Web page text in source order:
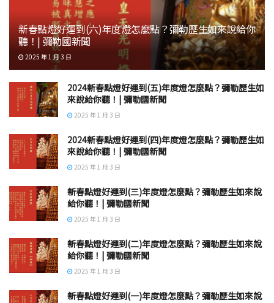
新春點燈好運到(六)年度燈怎麼點？彌勒歷生如來說給你
聽！| 彌勒國新聞
2025 年 1 月 3 日
2024新春點燈好運到(五)年度燈怎麼點？彌勒歷生如
來說給你聽！| 彌勒國新聞
2025 年 1 月 3 日
2024新春點燈好運到(四)年度燈怎麼點？彌勒歷生如
來說給你聽！| 彌勒國新聞
2025 年 1 月 3 日
新春點燈好運到(三)年度燈怎麼點？彌勒歷生如來說
給你聽！| 彌勒國新聞
2025 年 1 月 3 日
新春點燈好運到(二)年度燈怎麼點？彌勒歷生如來說
給你聽！| 彌勒國新聞
2025 年 1 月 3 日
新春點燈好運到(一)年度燈怎麼點？彌勒歷生如來說